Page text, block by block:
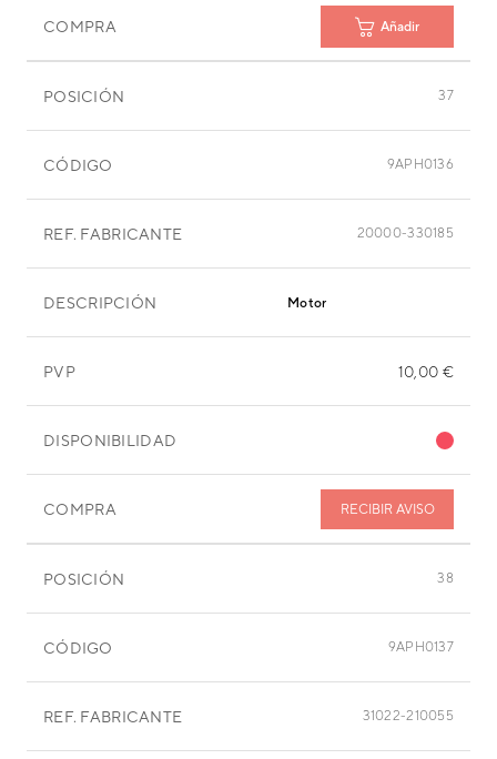
COMPRA Añadir
POSICIÓN 37
CÓDIGO 9APH0136
REF. FABRICANTE 20000-330185
DESCRIPCIÓN Motor
PVP 10,00 €
DISPONIBILIDAD
COMPRA RECIBIR AVISO
POSICIÓN 38
CÓDIGO 9APH0137
REF. FABRICANTE 31022-210055